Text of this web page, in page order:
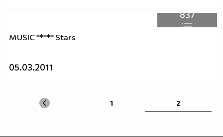
837
MUSIC ***** Stars
05.03.2011
1 2